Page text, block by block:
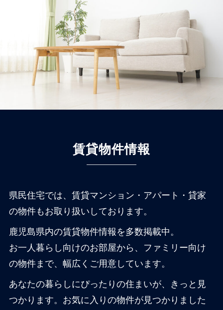
賃貸物件情報
県民住宅では、賃貸マンション・アパート・貸家
の物件もお取り扱いしております。
鹿児島県内の賃貸物件情報を多数掲載中。
お一人暮らし向けのお部屋から、ファミリー向け
の物件まで、幅広くご用意しています。
あなたの暮らしにぴったりの住まいが、きっと見
つかります。お気に入りの物件が見つかりました